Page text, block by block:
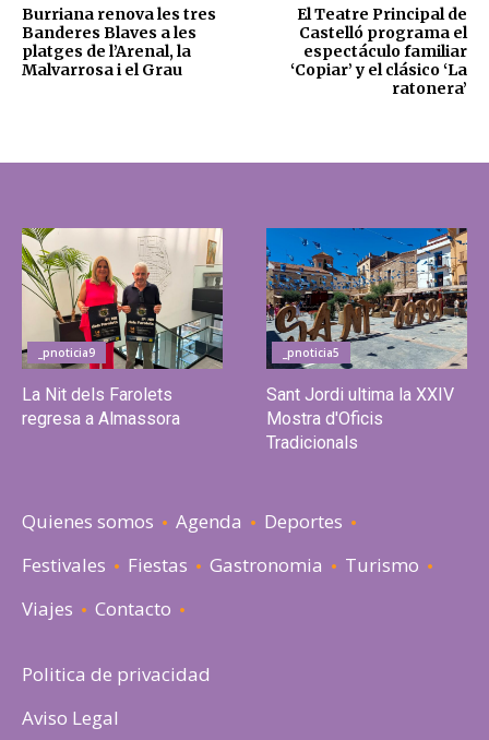
Burriana renova les tres
Banderes Blaves a les
platges de l’Arenal, la
Malvarrosa i el Grau
El Teatre Principal de
Castelló programa el
espectáculo familiar
‘Copiar’ y el clásico ‘La
ratonera’
_pnoticia9
La Nit dels Farolets
regresa a Almassora
_pnoticia5
Sant Jordi ultima la XXIV
Mostra d'Oficis
Tradicionals
Quienes somos Agenda
Deportes
Festivales
Fiestas Gastronomia
Turismo
Viajes
Contacto
Politica de privacidad
Aviso Legal